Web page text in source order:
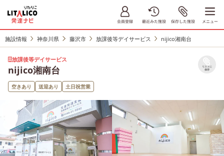
施設情報 神奈川県 藤沢市 放課後等デイサービス nijico湘南台
放課後等デイサービス
nijico湘南台 リストに
保存
空きあり 送迎あり 土日祝営業